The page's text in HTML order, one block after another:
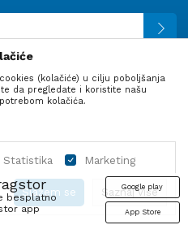
besplatno
app
Google play
App Store
Ulje i tečnosti
(kolačiće) u cilju poboljšanja
da pregledate i koristite našu
kolačića.
Statistika Marketing
Saznaj više
Slažem se